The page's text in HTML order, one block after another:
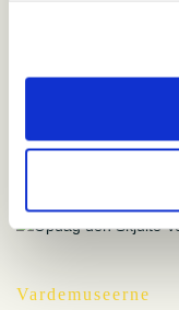
Blåvand
100 kroner for
Vardemuseerne